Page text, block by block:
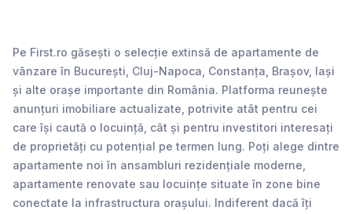
Pe First.ro găsești o selecție extinsă de apartamente de
vânzare în București, Cluj-Napoca, Constanța, Brașov, Iași
și alte orașe importante din România. Platforma reunește
anunțuri imobiliare actualizate, potrivite atât pentru cei
care își caută o locuință, cât și pentru investitori interesați
de proprietăți cu potențial pe termen lung. Poți alege dintre
apartamente noi în ansambluri rezidențiale moderne,
apartamente renovate sau locuințe situate în zone bine
conectate la infrastructura orașului. Indiferent dacă îți